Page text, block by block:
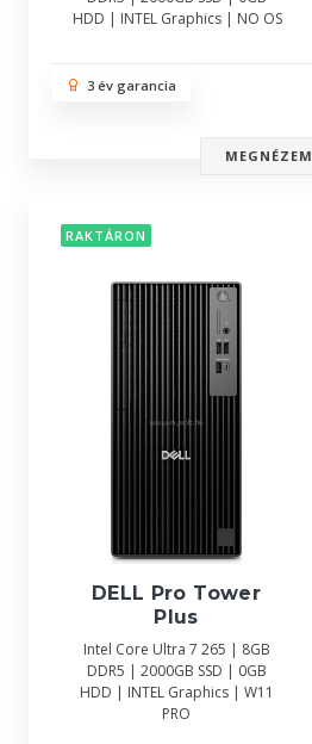
HDD | INTEL Graphics | NO OS
3 év garancia
MEGNÉZEM
RAKTÁRON
DELL Pro Tower
Plus
Intel Core Ultra 7 265 | 8GB
DDR5 | 2000GB SSD | 0GB
HDD | INTEL Graphics | W11
PRO